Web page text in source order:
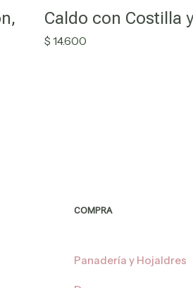
Caldo con Costilla
$ 14.600
COMPRA
Panadería y Hojaldres